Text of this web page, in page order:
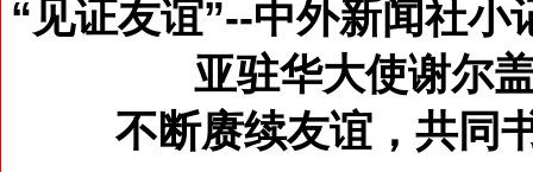
“见证友谊”--中外新闻社
亚驻华大使谢尔
不断赓续友谊，共同